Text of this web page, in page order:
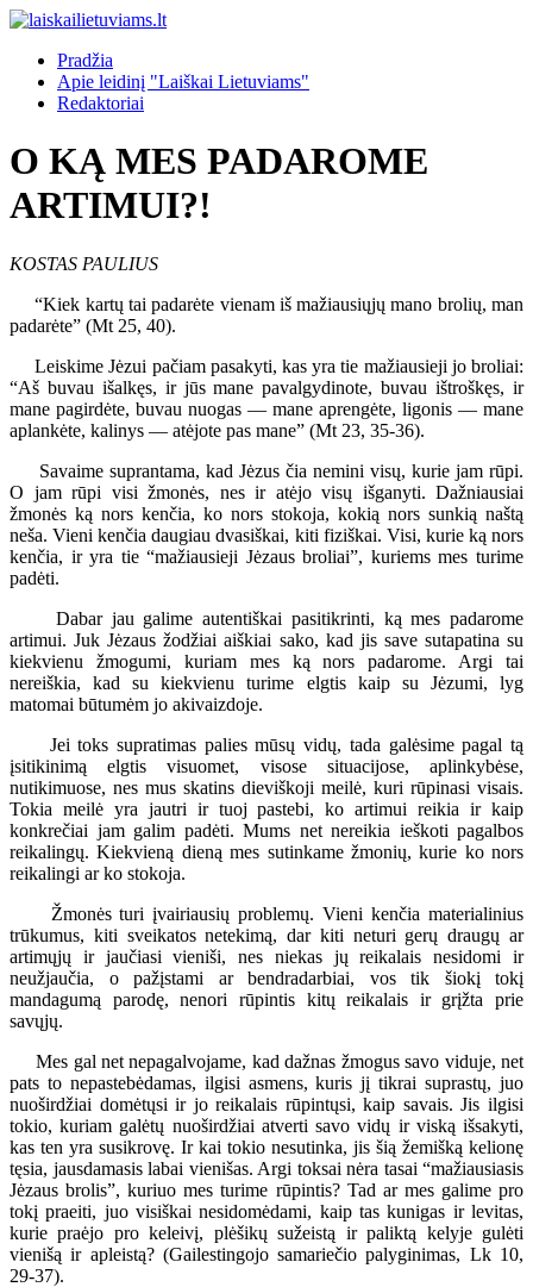
Pradžia
Apie leidinį "Laiškai Lietuviams"
Redaktoriai
O KĄ MES PADAROME
ARTIMUI?!
KOSTAS PAULIUS
“Kiek kartų tai padarėte vienam iš mažiausiųjų mano brolių, man
padarėte” (Mt 25, 40).
Leiskime Jėzui pačiam pasakyti, kas yra tie mažiausieji jo broliai:
“Aš buvau išalkęs, ir jūs mane pavalgydinote, buvau ištroškęs, ir
mane pagirdėte, buvau nuogas — mane aprengėte, ligonis — mane
aplankėte, kalinys — atėjote pas mane” (Mt 23, 35-36).
Savaime suprantama, kad Jėzus čia nemini visų, kurie jam rūpi.
O jam rūpi visi žmonės, nes ir atėjo visų išganyti. Dažniausiai
žmonės ką nors kenčia, ko nors stokoja, kokią nors sunkią naštą
neša. Vieni kenčia daugiau dvasiškai, kiti fiziškai. Visi, kurie ką nors
kenčia, ir yra tie “mažiausieji Jėzaus broliai”, kuriems mes turime
padėti.
Dabar jau galime autentiškai pasitikrinti, ką mes padarome
artimui. Juk Jėzaus žodžiai aiškiai sako, kad jis save sutapatina su
kiekvienu žmogumi, kuriam mes ką nors padarome. Argi tai
nereiškia, kad su kiekvienu turime elgtis kaip su Jėzumi, lyg
matomai būtumėm jo akivaizdoje.
Jei toks supratimas palies mūsų vidų, tada galėsime pagal tą
įsitikinimą elgtis visuomet, visose situacijose, aplinkybėse,
nutikimuose, nes mus skatins dieviškoji meilė, kuri rūpinasi visais.
Tokia meilė yra jautri ir tuoj pastebi, ko artimui reikia ir kaip
konkrečiai jam galim padėti. Mums net nereikia ieškoti pagalbos
reikalingų. Kiekvieną dieną mes sutinkame žmonių, kurie ko nors
reikalingi ar ko stokoja.
Žmonės turi įvairiausių problemų. Vieni kenčia materialinius
trūkumus, kiti sveikatos netekimą, dar kiti neturi gerų draugų ar
artimųjų ir jaučiasi vieniši, nes niekas jų reikalais nesidomi ir
neužjaučia, o pažįstami ar bendradarbiai, vos tik šiokį tokį
mandagumą parodę, nenori rūpintis kitų reikalais ir grįžta prie
savųjų.
Mes gal net nepagalvojame, kad dažnas žmogus savo viduje, net
pats to nepastebėdamas, ilgisi asmens, kuris jį tikrai suprastų, juo
nuoširdžiai domėtųsi ir jo reikalais rūpintųsi, kaip savais. Jis ilgisi
tokio, kuriam galėtų nuoširdžiai atverti savo vidų ir viską išsakyti,
kas ten yra susikrovę. Ir kai tokio nesutinka, jis šią žemišką kelionę
tęsia, jausdamasis labai vienišas. Argi toksai nėra tasai “mažiausiasis
Jėzaus brolis”, kuriuo mes turime rūpintis? Tad ar mes galime pro
tokį praeiti, juo visiškai nesidomėdami, kaip tas kunigas ir levitas,
kurie praėjo pro keleivį, plėšikų sužeistą ir paliktą kelyje gulėti
vienišą ir apleistą? (Gailestingojo samariečio palyginimas, Lk 10,
29-37).